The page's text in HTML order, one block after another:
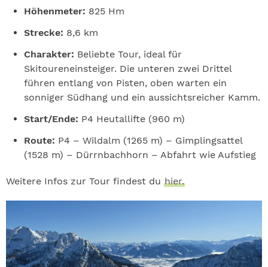
Höhenmeter: 825 Hm
Strecke: 8,6 km
Charakter: Beliebte Tour, ideal für
Skitoureneinsteiger. Die unteren zwei Drittel
führen entlang von Pisten, oben warten ein
sonniger Südhang und ein aussichtsreicher Kamm.
Start/Ende: P4 Heutallifte (960 m)
Route: P4 – Wildalm (1265 m) – Gimplingsattel
(1528 m) – Dürrnbachhorn – Abfahrt wie Aufstieg
Weitere Infos zur Tour findest du hier.